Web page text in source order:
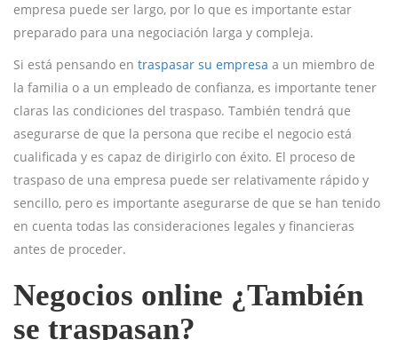
empresa puede ser largo, por lo que es importante estar
preparado para una negociación larga y compleja.
Si está pensando en traspasar su empresa a un miembro de
la familia o a un empleado de confianza, es importante tener
claras las condiciones del traspaso. También tendrá que
asegurarse de que la persona que recibe el negocio está
cualificada y es capaz de dirigirlo con éxito. El proceso de
traspaso de una empresa puede ser relativamente rápido y
sencillo, pero es importante asegurarse de que se han tenido
en cuenta todas las consideraciones legales y financieras
antes de proceder.
Negocios online ¿También
se traspasan?